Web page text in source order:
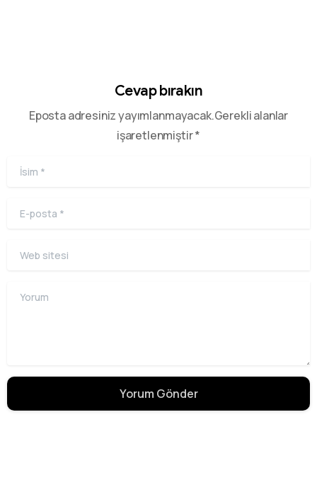
Cevap bırakın
Eposta adresiniz yayımlanmayacak.Gerekli alanlar
işaretlenmiştir *
İsim
E-posta *
Web sitesi
Yorum